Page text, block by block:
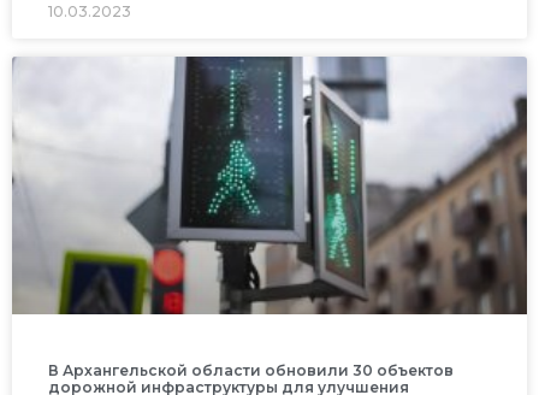
10.03.2023
В Архангельской области обновили 30 объектов
дорожной инфраструктуры для улучшения